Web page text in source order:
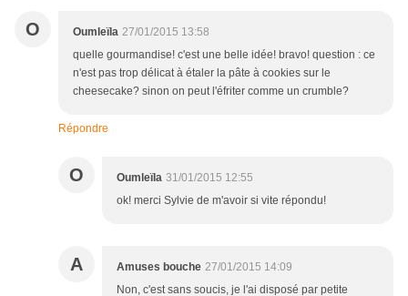
O Oumleïla 27/01/2015 13:58
quelle gourmandise! c'est une belle idée! bravo! question : ce
n'est pas trop délicat à étaler la pâte à cookies sur le
cheesecake? sinon on peut l'éfriter comme un crumble?
Répondre
O Oumleïla 31/01/2015 12:55
ok! merci Sylvie de m'avoir si vite répondu!
A Amuses bouche 27/01/2015 14:09
Non, c'est sans soucis, je l'ai disposé par petite